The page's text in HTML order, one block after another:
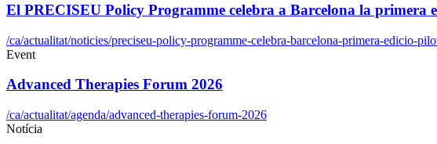
El PRECISEU Policy Programme celebra a Barcelona la primera
/ca/actualitat/noticies/preciseu-policy-programme-celebra-barcelona-primera-edicio-
Event
Advanced Therapies Forum 2026
/ca/actualitat/agenda/advanced-therapies-forum-2026
Notícia